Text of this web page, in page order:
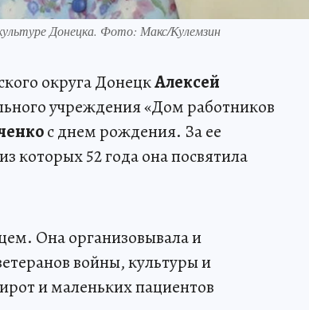
Донецка. Фото: Макс/Кулемзин
округа ДонецкАлексей
учреждения «Дом работников
с днем рождения. За ее
которых 52 года она посвятила
Она организовывала и
войны, культуры и
и маленьких пациентов